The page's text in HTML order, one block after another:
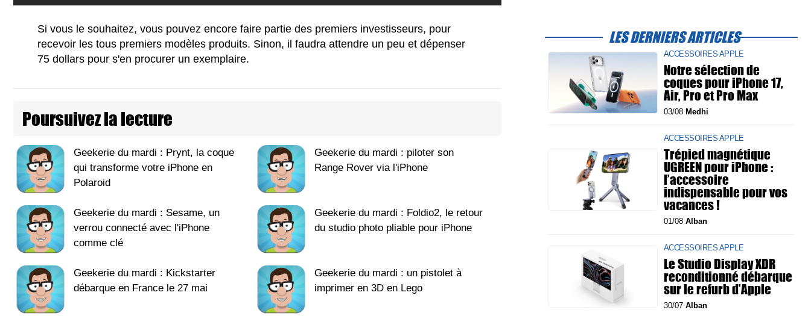
Si vous le souhaitez, vous pouvez encore faire partie des premiers investisseurs, pour
recevoir les tous premiers modèles produits. Sinon, il faudra attendre un peu et dépenser
75 dollars pour s'en procurer un exemplaire.
Poursuivez la lecture
Geekerie du mardi : Prynt, la coque
qui transforme votre iPhone en
Polaroid
Geekerie du mardi : piloter son
Range Rover via l'iPhone
Geekerie du mardi : Sesame, un
verrou connecté avec l'iPhone
comme clé
Geekerie du mardi : Foldio2, le retour
du studio photo pliable pour iPhone
Geekerie du mardi : Kickstarter
débarque en France le 27 mai
Geekerie du mardi : un pistolet à
imprimer en 3D en Lego
LES DERNIERS ARTICLES
ACCESSOIRES APPLE
Notre sélection de
coques pour iPhone 17,
Air, Pro et Pro Max
03/08 Medhi
ACCESSOIRES APPLE
Trépied magnétique
UGREEN pour iPhone :
l’accessoire
indispensable pour vos
vacances !
01/08 Alban
ACCESSOIRES APPLE
Le Studio Display XDR
reconditionné débarque
sur le refurb d’Apple
30/07 Alban